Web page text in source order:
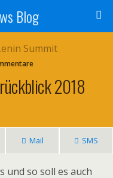
Blog
2018
Mail SMS
und so soll es auch